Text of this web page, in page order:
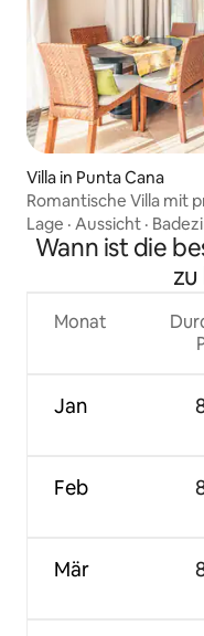
Villa in Punta Cana
Romantische Villa mit
Garten
Lage · Aussicht ·
Wann ist die
Monat
Jan
Feb
Mär